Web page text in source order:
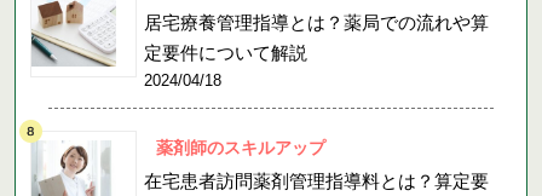
居宅療養管理指導とは？薬局での流れや算
定要件について解説
2024/04/18
薬剤師のスキルアップ
在宅患者訪問薬剤管理指導料とは？算定要